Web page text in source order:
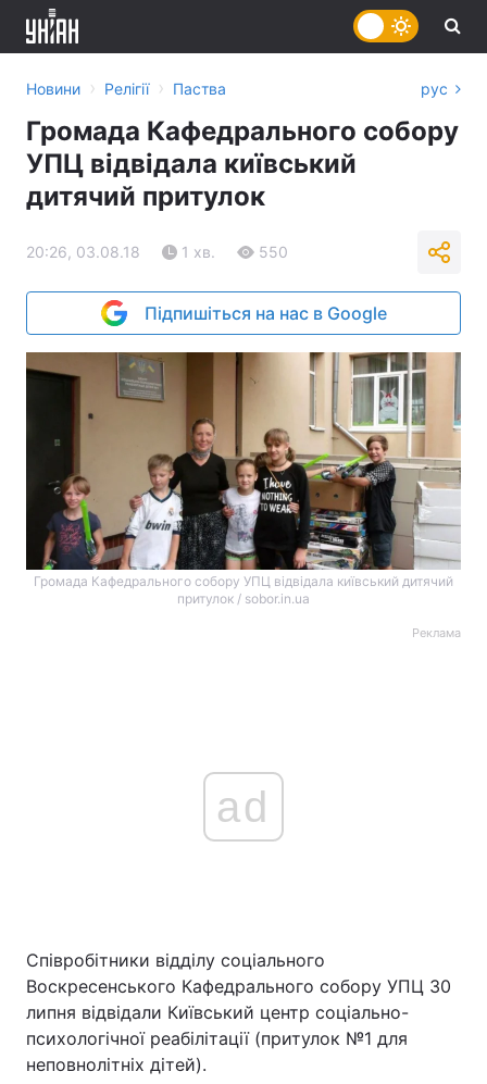
Головна
Новини › Релігії › Паства рус
Громада Кафедрального собору
УПЦ відвідала київський
дитячий притулок
20:26, 03.08.18 1 хв. 550
Підпишіться на нас в Google
Громада Кафедрального собору УПЦ відвідала київський дитячий
притулок / sobor.in.ua
Реклама
ad
Співробітники відділу соціального
Воскресенського Кафедрального собору УПЦ 30
липня відвідали Київський центр соціально-
психологічної реабілітації (притулок №1 для
неповнолітніх дітей).